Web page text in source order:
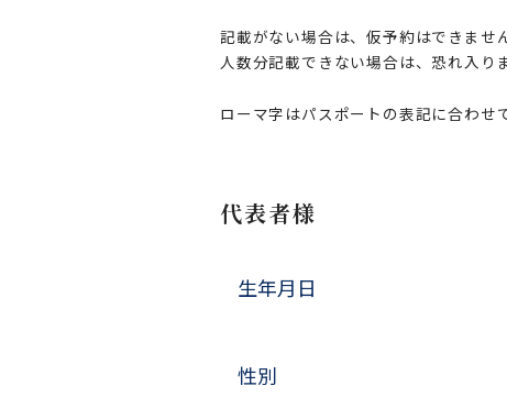
記載がない場合は、仮予約はできませ
人数分記載できない場合は、恐れ入
ローマ字はパスポートの表記に合わ
代表者様
生年月日
性別